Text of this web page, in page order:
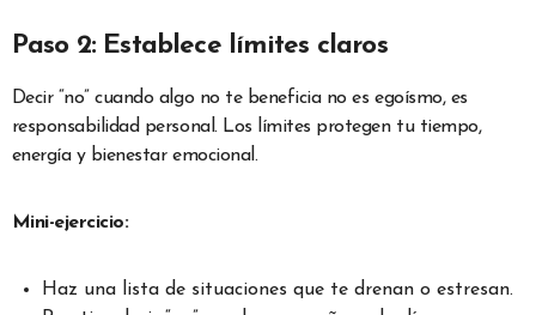
Paso 2: Establece límites claros
Decir “no” cuando algo no te beneficia no es egoísmo, es
responsabilidad personal. Los límites protegen tu tiempo,
energía y bienestar emocional.
Mini-ejercicio:
Haz una lista de situaciones que te drenan o estresan.